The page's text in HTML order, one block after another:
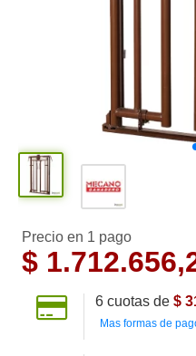
Precio en 1 pago
$
6cuotas de $
Mas formas de